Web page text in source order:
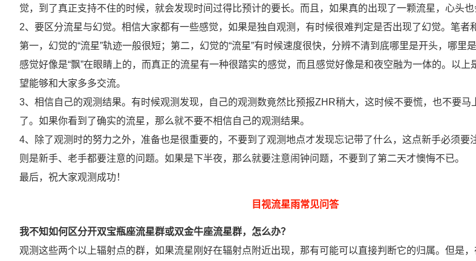
觉，到了真正支持不住的时候，就会发现时间过得比预计的要长。而且，如果真的出现了一颗流星，心头也
2、要区分流星与幻觉。相信大家都有一些感觉，如果是独自观测，有时候很难判定是否出现了幻觉。笔者
第一，幻觉的“流星”轨迹一般很短；第二，幻觉的“流星”有时候速度很快，分辨不清到底哪里是开头，哪里
感觉好像是“飘”在眼睛上的，而真正的流星有一种很踏实的感觉，而且感觉好像是和夜空融为一体的。以上
望能够和大家多多交流。
3、相信自己的观测结果。有时候观测发现，自己的观测数竟然比预报ZHR稍大，这时候不要慌，也不要马
了。如果你看到了确实的流星，那么就不要不相信自己的观测结果。
4、除了观测时的努力之外，准备也是很重要的，不要到了观测地点才发现忘记带了什么，这点新手必须要
则是新手、老手都要注意的问题。如果是下半夜，那么就要注意闹钟问题，不要到了第二天才懊悔不已。
最后，祝大家观测成功！
目视流星雨常见问答
我不知如何区分开双宝瓶座流星群或双金牛座流星群，怎么办？
观测这些两个以上辐射点的群，如果流星刚好在辐射点附近出现，那有可能可以直接判断它的归属。但是